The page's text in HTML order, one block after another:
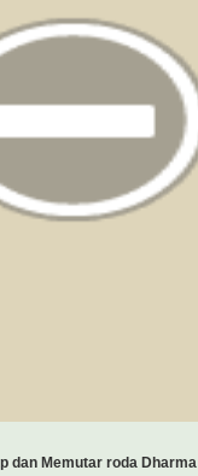
dan Memutar roda Dharma